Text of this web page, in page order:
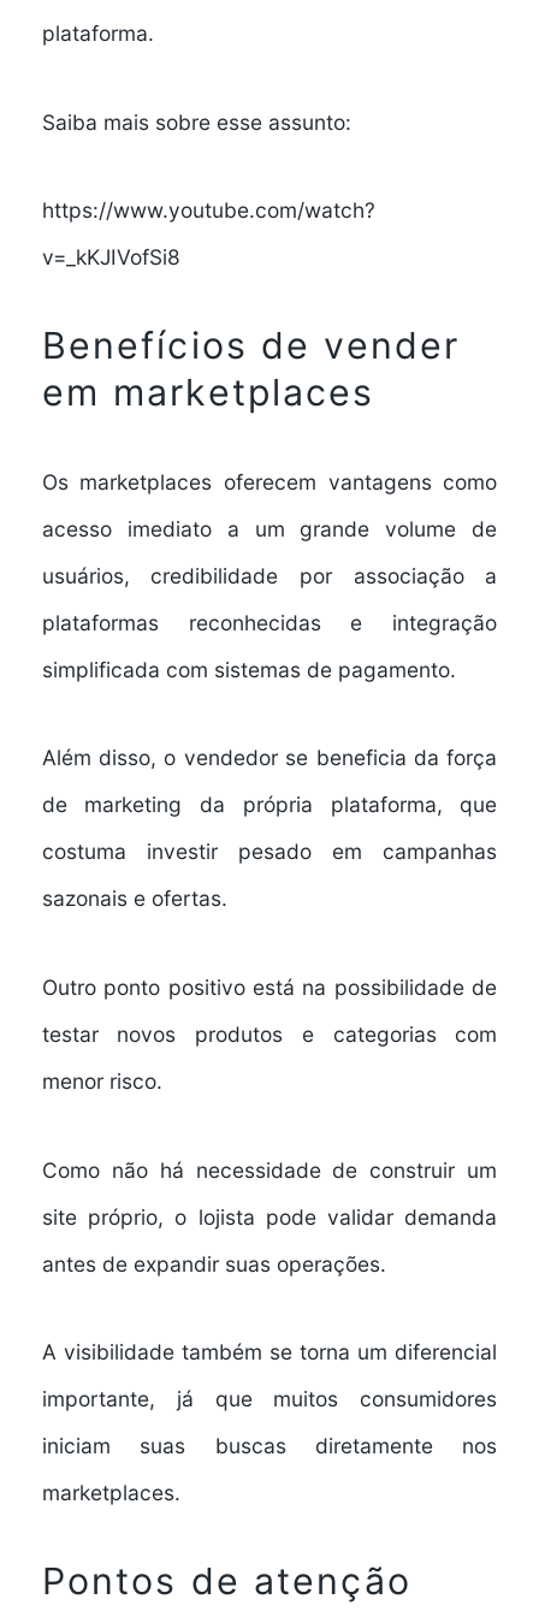
plataforma.
Saiba mais sobre esse assunto:
https://www.youtube.com/watch?
v=_kKJIVofSi8
Benefícios de vender
em marketplaces
Os marketplaces oferecem vantagens como
acesso imediato a um grande volume de
usuários, credibilidade por associação a
plataformas reconhecidas e integração
simplificada com sistemas de pagamento.
Além disso, o vendedor se beneficia da força
de marketing da própria plataforma, que
costuma investir pesado em campanhas
sazonais e ofertas.
Outro ponto positivo está na possibilidade de
testar novos produtos e categorias com
menor risco.
Como não há necessidade de construir um
site próprio, o lojista pode validar demanda
antes de expandir suas operações.
A visibilidade também se torna um diferencial
importante, já que muitos consumidores
iniciam suas buscas diretamente nos
marketplaces.
Pontos de atenção